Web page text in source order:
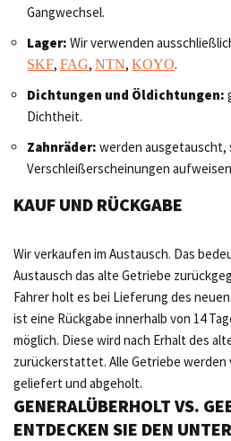
Gangwechsel.
Lager: Wir verwenden
SKF, FAG, NTN, KOYO.
Dichtungen und Öldichtungen:
Dichtheit.
Zahnräder: werden ausgetauscht,
Verschleißerscheinungen
KAUF UND RÜCKGABE
Wir verkaufen im Austausch. Das
Austausch das alte Getriebe
Fahrer holt es bei Lieferung des
ist eine Rückgabe innerhalb von 14
möglich. Diese wird nach Erhalt des
zurückerstattet. Alle Getriebe werden
geliefert und abgeholt.
GENERALÜBERHOLT VS.
ENTDECKEN SIE DEN